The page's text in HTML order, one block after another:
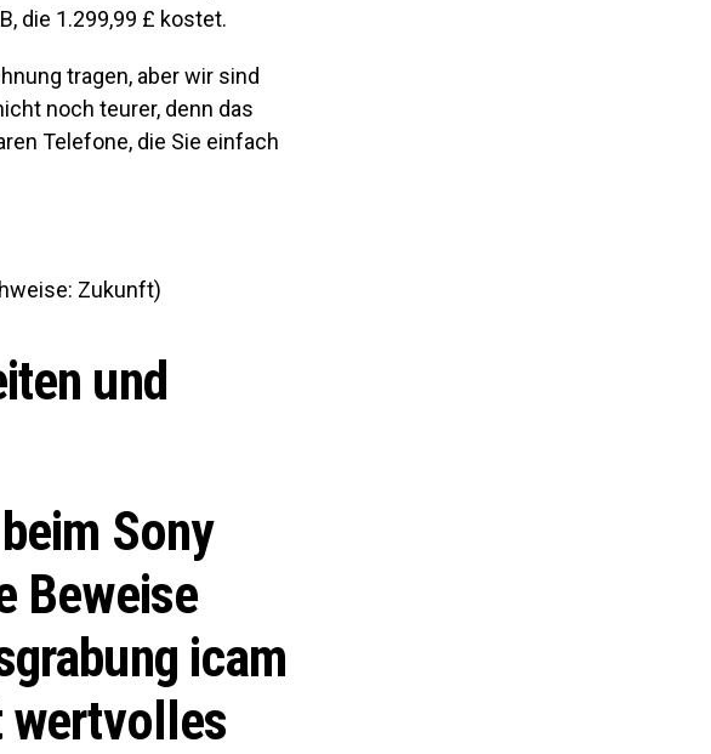
die 1.299,99 £ kostet.
tragen, aber wir sind
noch teurer, denn das
Telefone, die Sie einfach
Zukunft)
und
Sony
Beweise
icam
wertvolles